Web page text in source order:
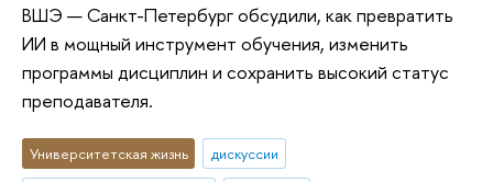
ВШЭ — Санкт-Петербург обсудили, как превратить
ИИ в мощный инструмент обучения, изменить
программы дисциплин и сохранить высокий статус
преподавателя.
Университетская жизнь
дискуссии